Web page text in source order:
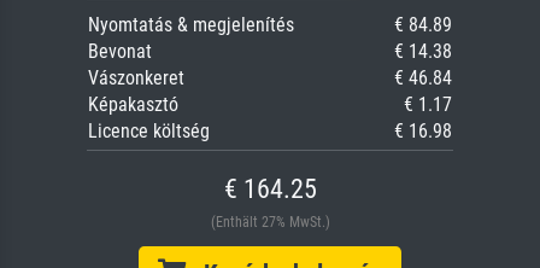
Nyomtatás & megjelenítés
€ 84.89
Bevonat
€ 14.38
Vászonkeret
€ 46.84
Képakasztó
€ 1.17
Licence költség
€ 16.98
€ 164.25
(Enthält 27% MwSt.)